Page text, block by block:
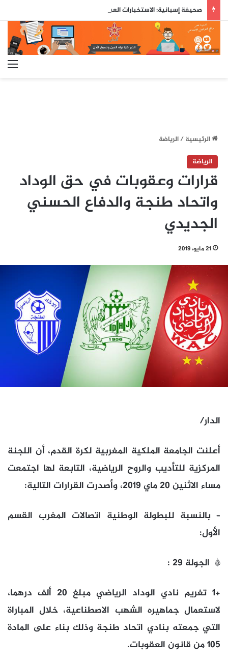
الرئيسية/الرياضة
الرياضة
قرارات وعقوبات في حق الوداد
واتحاد طنجة والدفاع الحسني
الجديدي
21 مايو، 2019
الدار/
أعلنت الجامعة الملكية المغربية لكرة القدم، أن اللجنة
المركزية للتأديب والروح الرياضية، التابعة لها اجتمعت
مساء الاثنين 20 ماي 2019، وأصدرت القرارات التالية:
– بالنسبة للبطولة الوطنية اتصالات المغرب القسم
الأول:
* الجولة 29 :
+1 تغريم نادي الوداد الرياضي مبلغ 20 ألف درهما،
لاستعمال جماهيره الشهب الاصطناعية، خلال المباراة
التي جمعته بنادي اتحاد طنجة وذلك بناء على المادة
105 من قانون العقوبات.